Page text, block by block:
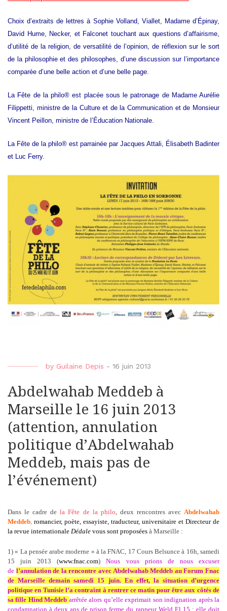
Choix d’extraits de lettres à Sophie Volland, Viallet, Madame d’Épinay,
David Hume, Necker, et Falconet touchant aux questions d’affairisme,
d’utilité de la religion, de versatilité de l’opinion, de réflexion sur le sort
de la philosophie et des philosophes, d’une discussion sur l’importance
comparée d’une belle action et d’une belle page.
La Fête de la philo® est placée sous le patronage de Madame Aurélie
Filippetti, ministre de la Culture et de la Communication et de Monsieur
Vincent Peillon, ministre de l’Éducation Nationale.
La Fête de la philo® est parrainée par Jacques Attali, Élisabeth Badinter
et Luc Ferry.
by Guilaine Depis - 16 juin 2013
Abdelwahab Meddeb à
Marseille le 16 juin 2013
(attention, annulation
politique d’Abdelwahab
Meddeb, mais pas de
l’événement)
Dans le cadre de la Fête de la philo, deux rencontres avecAbdelwahab
Meddeb, romancier, poète, essayiste, traducteur, universitaire et Directeur de
la revue internationale Dédale vous sont proposées à Marseille :
1) « La pensée arabe moderne » à la FNAC, 17 Cours Belsunce à 16h, samedi
15 juin 2013 (www.fnac.com)Nous vous prions de nous excuser
de l’annulation de la rencontre avec Abdelwahab Meddeb au Forum Fnac
de Marseille demain samedi 15 juin. En effet, la situation d’urgence
politique en Tunisie l’a contraint à rentrer ce matin pour être aux côtés de
sa fille Hind Meddeb arrêtée alors qu’elle exprimait son indignation après la
condamnation à deux ans de prison ferme du rappeur Weld El 15 ; elle doit